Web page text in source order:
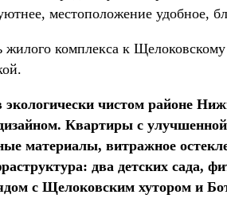
местоположение удобное,
комплекса к Щелоковскому
чистом районе
Квартиры с
материалы, витражное
два детских сада,
с Щелоковским хутором и